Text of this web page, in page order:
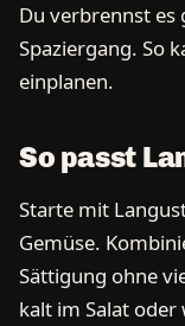
Du verbrennst es
Spaziergang. So
einplanen.
So passt
Starte mit
Gemüse.
Sättigung ohne
kalt im Salat oder